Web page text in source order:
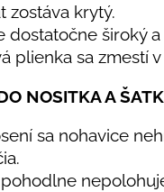
zostáva krytý.
dostatočne široký
plienka sa zmestí
NOSITKA A
sa nohavice